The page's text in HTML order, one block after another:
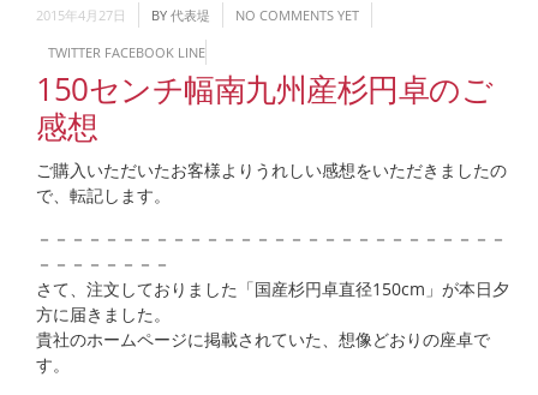
2015年4月27日 BY 代表堤 NO COMMENTS YET
TWITTER FACEBOOK LINE
150センチ幅南九州産杉円卓のご
感想
ご購入いただいたお客様よりうれしい感想をいただきましたの
で、転記します。
－－－－－－－－－－－－－－－－－－－－－－－－－－－－
－－－－－－－－
さて、注文しておりました「国産杉円卓直径150cm」が本日夕
方に届きました。
貴社のホームページに掲載されていた、想像どおりの座卓で
す。